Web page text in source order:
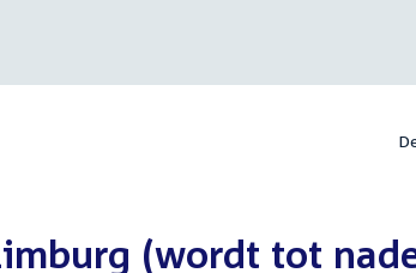
(wordt tot